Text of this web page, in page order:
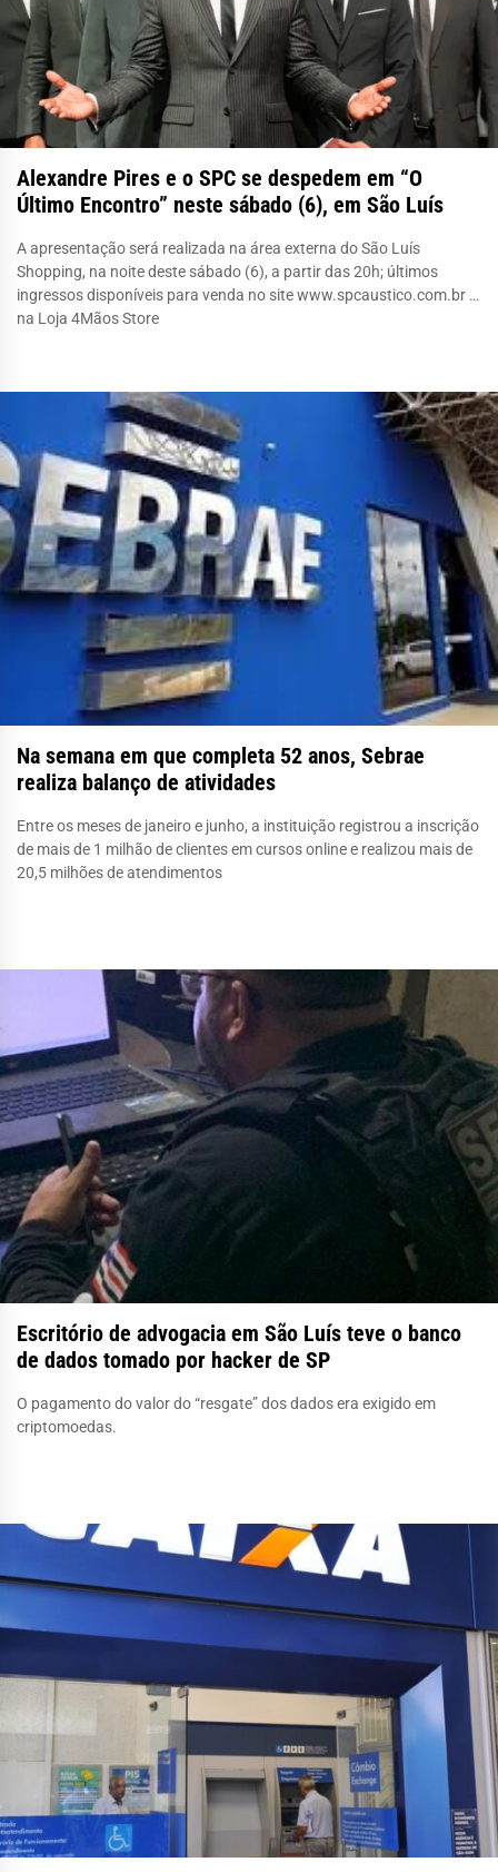
Alexandre Pires e o SPC se despedem em “O
Último Encontro” neste sábado (6), em São Luís
A apresentação será realizada na área externa do São Luís
Shopping, na noite deste sábado (6), a partir das 20h; últimos
ingressos disponíveis para venda no site www.spcaustico.com.br e
na Loja 4Mãos Store
Na semana em que completa 52 anos, Sebrae
realiza balanço de atividades
Entre os meses de janeiro e junho, a instituição registrou a inscrição
de mais de 1 milhão de clientes em cursos online e realizou mais de
20,5 milhões de atendimentos
Escritório de advogacia em São Luís teve o banco
de dados tomado por hacker de SP
O pagamento do valor do “resgate” dos dados era exigido em
criptomoedas.